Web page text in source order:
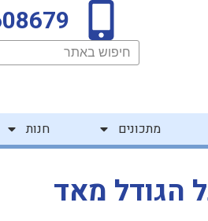
חיפוש
מתכונים חנות
הגודל מאד